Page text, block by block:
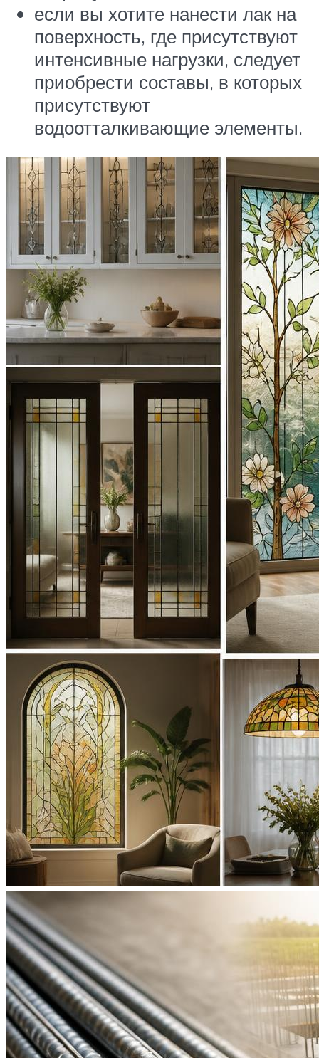
если вы хотите нанести лак на
поверхность, где присутствуют
интенсивные нагрузки, следует
приобрести составы, в которых
присутствуют
водоотталкивающие элементы.